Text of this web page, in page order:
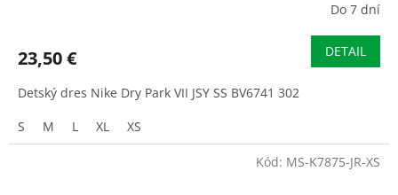
Do 7 dní
23,50 € DETAIL
Detský dres Nike Dry Park VII JSY SS BV6741 302
S
M L XL XS
Kód: MS-K7875-JR-XS